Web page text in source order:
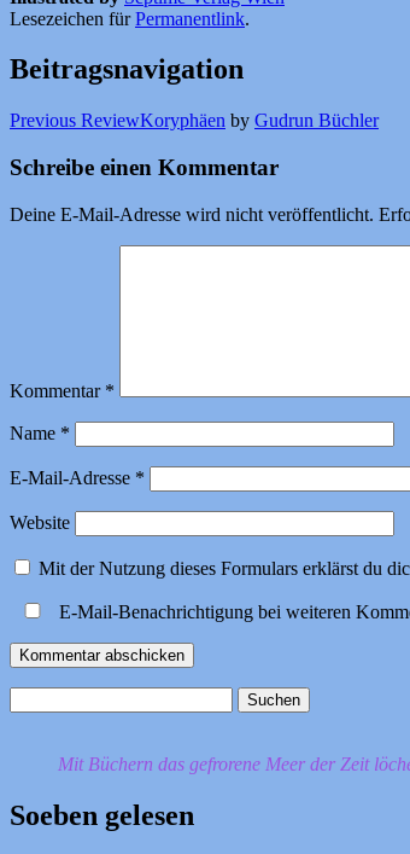
Lesezeichen fürPermanentlink.
Beitragsnavigation
Previous ReviewKoryphäen by Gudrun Büchler
Schreibe einen Kommentar
Deine E-Mail-Adresse wird nicht veröffentlicht.
Kommentar *
Name *
E-Mail-Adresse *
Website
Mit der Nutzung dieses Formulars erklärst du
E-Mail-Benachrichtigung bei weiteren
nach:
Mit Büchern das gefrorene Meer der Zeit
Soeben gelesen